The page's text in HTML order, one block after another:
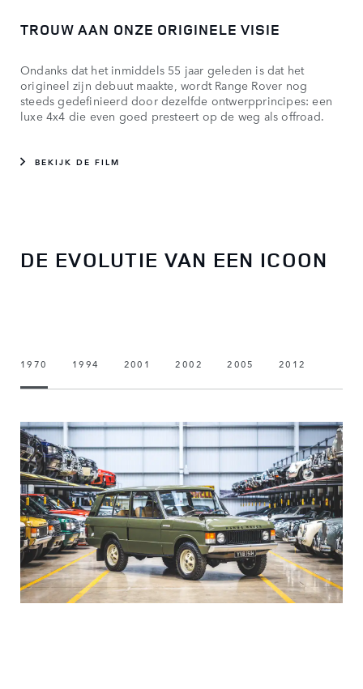
TROUW AAN ONZE ORIGINELE VISIE
Ondanks dat het inmiddels 55 jaar geleden is dat het
origineel zijn debuut maakte, wordt Range Rover nog
steeds gedefinieerd door dezelfde ontwerpprincipes: een
luxe 4x4 die even goed presteert op de weg als offroad.
BEKIJK DE FILM
DE EVOLUTIE VAN EEN ICOON
1970 1994 2001 2002 2005 2012